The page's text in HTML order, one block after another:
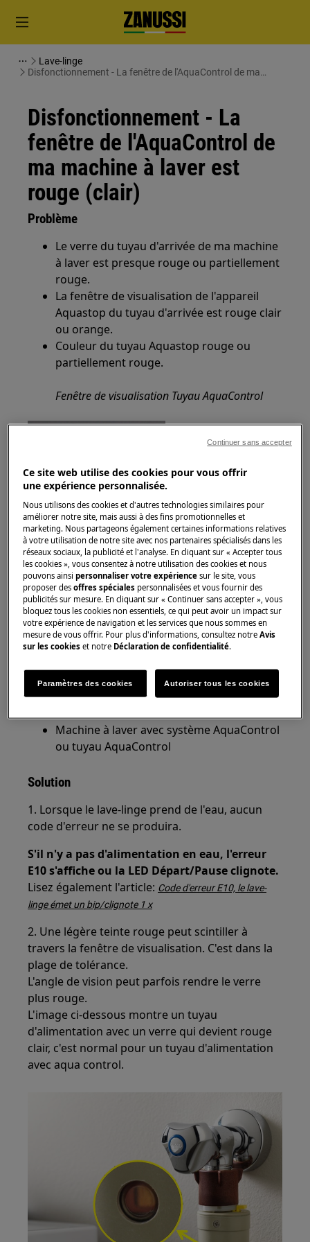
Lave-linge
Disfonctionnement - La fenêtre de l'AquaControl de ma
Disfonctionnement - La
fenêtre de l'AquaControl de
ma machine à laver est
rouge (clair)
Problème
Le verre du tuyau d'arrivée de ma machine
à laver est presque rouge ou partiellement
rouge.
La fenêtre de visualisation de l'appareil
Aquastop du tuyau d'arrivée est rouge clair
ou orange.
Couleur du tuyau Aquastop rouge ou
partiellement rouge.
Fenêtre de visualisation Tuyau AquaControl
S'applique à
Machine à laver avec système AquaControl
ou tuyau AquaControl
Solution
1. Lorsque le lave-linge prend de l'eau, aucun
code d'erreur ne se produira.
S'il n'y a pas d'alimentation en eau, l'erreur
E10 s'affiche ou la LED Départ/Pause clignote.
Lisez également l'article: Code d'erreur E10, le lave-
linge émet un bip/clignote 1 x
2. Une légère teinte rouge peut scintiller à
travers la fenêtre de visualisation. C'est dans la
plage de tolérance.
L'angle de vision peut parfois rendre le verre
plus rouge.
L'image ci-dessous montre un tuyau
d'alimentation avec un verre qui devient rouge
clair, c'est normal pour un tuyau d'alimentation
avec aqua control.
Ce site web utilise des cookies pour vous offrir
une expérience personnalisée.
Nous utilisons des cookies et d'autres technologies similaires pour
améliorer notre site, mais aussi à des fins promotionnelles et
marketing. Nous partageons également certaines informations relatives
à votre utilisation de notre site avec nos partenaires spécialisés dans les
réseaux sociaux, la publicité et l'analyse. En cliquant sur « Accepter tous
les cookies », vous consentez à notre utilisation des cookies et nous
pouvons ainsipersonnaliser votre expériencesur le site, vous
proposer desoffres spéciales personnalisées et vous fournir des
publicités sur mesure. En cliquant sur « Continuer sans accepter », vous
bloquez tous les cookies non essentiels, ce qui peut avoir un impact sur
votre expérience de navigation et les services que nous sommes en
mesure de vous offrir. Pour plus d'informations, consultez notreAvis
sur les cookies et notre Déclaration de confidentialité.
Paramètres des cookies Autoriser tous les cookies
Continuer sans accepter